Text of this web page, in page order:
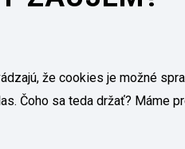
že cookies je možné
Čoho sa teda držať? Máme